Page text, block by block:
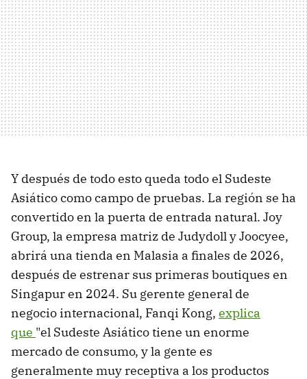
Y después de todo esto queda todo el Sudeste
Asiático como campo de pruebas. La región se ha
convertido en la puerta de entrada natural. Joy
Group, la empresa matriz de Judydoll y Joocyee,
abrirá una tienda en Malasia a finales de 2026,
después de estrenar sus primeras boutiques en
Singapur en 2024. Su gerente general de
negocio internacional, Fanqi Kong, explica
que "el Sudeste Asiático tiene un enorme
mercado de consumo, y la gente es
generalmente muy receptiva a los productos